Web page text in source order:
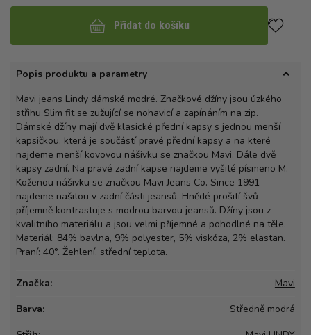
Přidat do košíku
Popis produktu a parametry
Mavi jeans Lindy dámské modré. Značkové džíny jsou úzkého
střihu Slim fit se zužující se nohavicí a zapínáním na zip.
Dámské džíny mají dvě klasické přední kapsy s jednou menší
kapsičkou, která je součástí pravé přední kapsy a na které
najdeme menší kovovou nášivku se značkou Mavi. Dále dvě
kapsy zadní. Na pravé zadní kapse najdeme vyšité písmeno M.
Koženou nášivku se značkou Mavi Jeans Co. Since 1991
najdeme našitou v zadní části jeansů. Hnědé prošití švů
příjemně kontrastuje s modrou barvou jeansů. Džíny jsou z
kvalitního materiálu a jsou velmi příjemné a pohodlné na těle.
Materiál: 84% bavlna, 9% polyester, 5% viskóza, 2% elastan.
Praní: 40°. Žehlení. střední teplota.
Značka:
Mavi
Barva:
Středně modrá